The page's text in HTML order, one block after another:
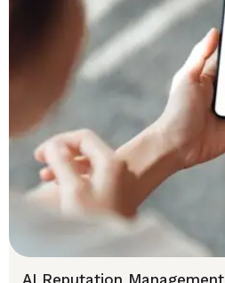
AI Reputation Management